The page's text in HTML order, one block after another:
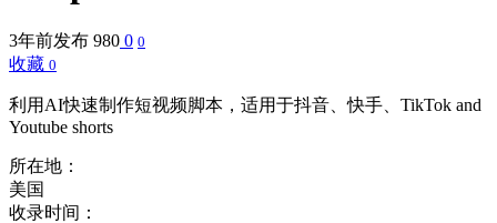
3年前发布 980 0 0
收藏 0
利用AI快速制作短视频脚本，适用于抖音、快手、TikTok and
Youtube shorts
所在地：
美国
收录时间：